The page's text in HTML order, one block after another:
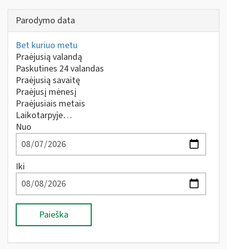
Parodymo data
Bet kuriuo metu
Praėjusią valandą
Paskutines 24 valandas
Praėjusią savaitę
Praėjusį mėnesį
Praėjusiais metais
Laikotarpyje…
Nuo
Iki
Paieška